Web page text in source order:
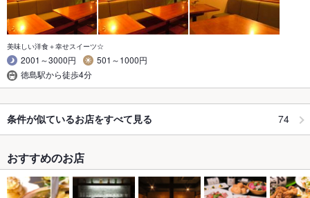
美味しい洋食＋幸せスイーツ☆
2001～3000円
501～1000円
徳島駅から徒歩4分
条件が似ているお店をすべて見る 74
おすすめのお店